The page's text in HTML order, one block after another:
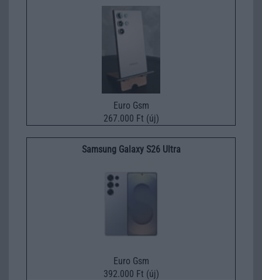
Euro Gsm
267.000 Ft (új)
Samsung Galaxy S26 Ultra
Euro Gsm
392.000 Ft (új)